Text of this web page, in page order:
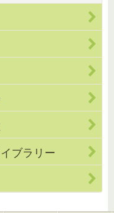
ブラリー